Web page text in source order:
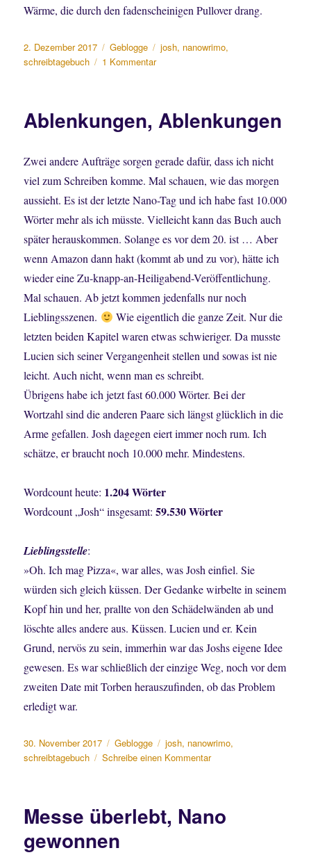
Wärme, die durch den fadenscheinigen Pullover drang.
Veröffentlicht
am
2. Dezember 2017 Kategorien
Geblogge Schlagwörter
josh, nanowrimo,
schreibtagebuch
1 Kommentarzu
Ablenkungen, Ablenkungen
Zwei andere Aufträge sorgen gerade dafür, dass ich nicht
viel zum Schreiben komme. Mal schauen, wie das morgen
aussieht. Es ist der letzte Nano-Tag und ich habe fast 10.000
Wörter mehr als ich müsste. Vielleicht kann das Buch auch
später herauskommen. Solange es vor dem 20. ist … Aber
wenn Amazon dann hakt (kommt ab und zu vor), hätte ich
wieder eine Zu-knapp-an-Heiligabend-Veröffentlichung.
Mal schauen. Ab jetzt kommen jedenfalls nur noch
Lieblingsszenen.
Wie eigentlich die ganze Zeit. Nur die
letzten beiden Kapitel waren etwas schwieriger. Da musste
Lucien sich seiner Vergangenheit stellen und sowas ist nie
leicht. Auch nicht, wenn man es schreibt.
Übrigens habe ich jetzt fast 60.000 Wörter. Bei der
Wortzahl sind die anderen Paare sich längst glücklich in die
Arme gefallen. Josh dagegen eiert immer noch rum. Ich
schätze, er braucht noch 10.000 mehr. Mindestens.
Wordcount heute: 1.204 Wörter
Wordcount „Josh“ insgesamt:59.530 Wörter
Lieblingsstelle:
»Oh. Ich mag Pizza«, war alles, was Josh einfiel. Sie
würden sich gleich küssen. Der Gedanke wirbelte in seinem
Kopf hin und her, prallte von den Schädelwänden ab und
löschte alles andere aus. Küssen. Lucien und er. Kein
Grund, nervös zu sein, immerhin war das Joshs eigene Idee
gewesen. Es war schließlich der einzige Weg, noch vor dem
zweiten Date mit Torben herauszufinden, ob das Problem
erledigt war.
Veröffentlicht
am
30. November 2017 Kategorien
Geblogge Schlagwörter
josh, nanowrimo,
schreibtagebuch
Schreibe einen Kommentarzu
Messe überlebt, Nano
gewonnen